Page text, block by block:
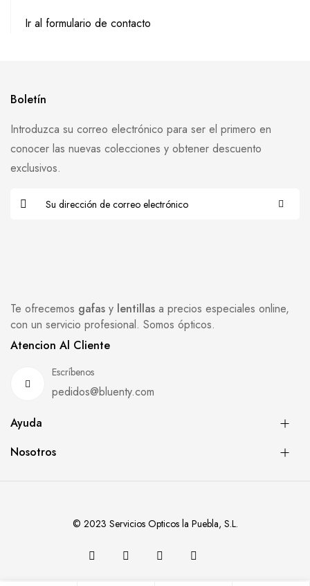
Ir al formulario de contacto
Te ofrecemos gafas y lentillas a precios especiales online,
con un servicio profesional. Somos ópticos.
Atencion Al Cliente
Escríbenos
pedidos@bluenty.com
Ayuda
Nosotros
Boletín
Introduzca su correo electrónico para ser el primero en
conocer las nuevas colecciones y obtener descuento
exclusivos.
© 2023 Servicios Opticos la Puebla, S.L.